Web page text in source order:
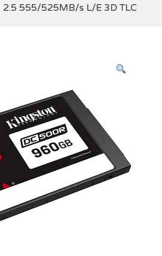
2.5 555/525MB/s L/E 3D TLC